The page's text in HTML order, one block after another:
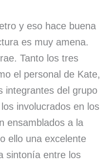
y eso hace buena
es muy amena.
Tanto los tres
el personal de Kate,
integrantes del grupo
involucrados en los
ensamblados a la
ello una excelente
sintonía entre los